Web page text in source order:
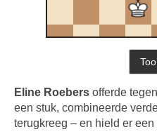
Eline Roebers offerde tegen
een stuk, combineerde
terugkreeg – en hield er